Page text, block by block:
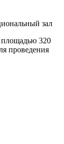
зал
площадью 320
проведения